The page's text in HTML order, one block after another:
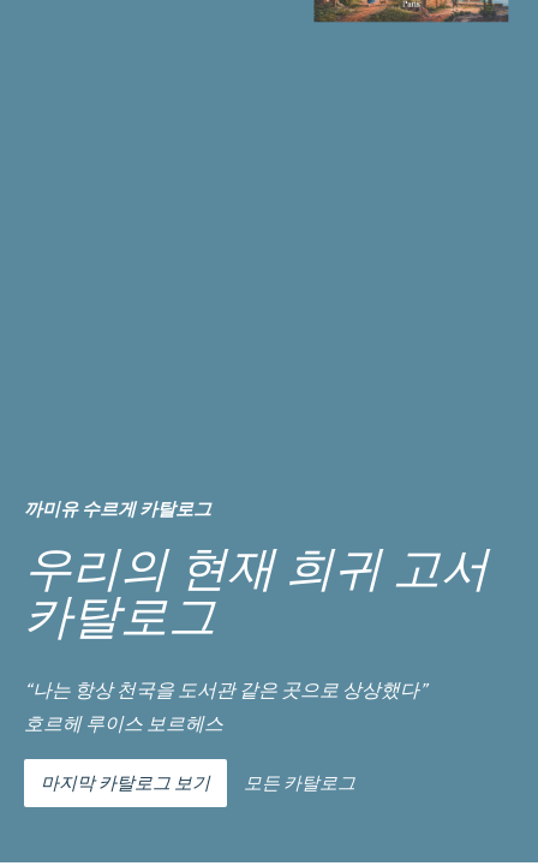
까미유 수르게 카탈로그
우리의 현재 희귀 고서
카탈로그
“나는 항상 천국을 도서관 같은 곳으로 상상했다”
호르헤 루이스 보르헤스
마지막 카탈로그 보기 모든 카탈로그